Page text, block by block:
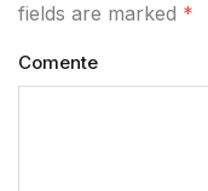
fields are marked *
Comente